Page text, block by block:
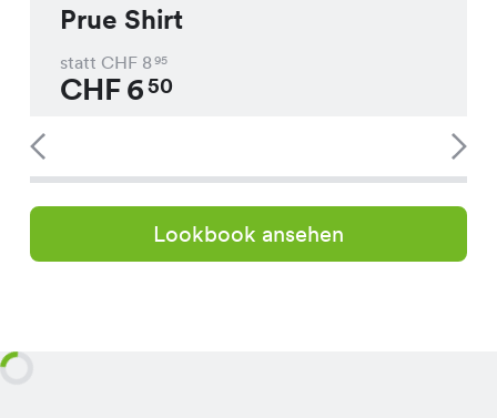
Prue Shirt
statt CHF 895
CHF650
Lookbook ansehen